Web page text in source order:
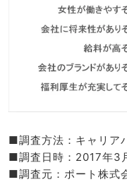
■調査方法：キャリア
■調査日時：2017年3
■調査元：ポート株式